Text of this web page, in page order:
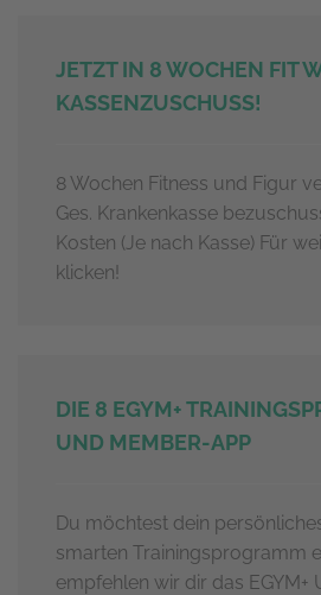
JETZT IN 8 WOCHEN FIT
KASSENZUSCHUSS!
8 Wochen Fitness und Figur
Ges. Krankenkasse
Kosten (Je nach Kasse) Für
klicken!
DIE 8 EGYM+
UND MEMBER-APP
Du möchtest dein
smarten Trainingsprogramm
empfehlen wir dir das EGYM+